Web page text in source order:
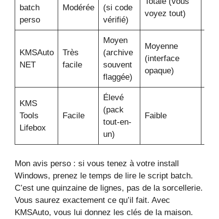
batch
perso
Modérée
(si code
vérifié)
voyez tout)
KMSAuto
NET
Très
facile
Moyen
(archive
souvent
flaggée)
Moyenne
(interface
opaque)
KMS
Tools
Lifebox
Facile
Élevé
(pack
tout-en-
un)
Faible
Mon avis perso : si vous tenez à votre install
Windows, prenez le temps de lire le script batch.
C’est une quinzaine de lignes, pas de la sorcellerie.
Vous saurez exactement ce qu’il fait. Avec
KMSAuto, vous lui donnez les clés de la maison.